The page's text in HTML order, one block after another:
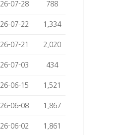
26-07-28 788
26-07-22 1,334
26-07-21 2,020
26-07-03 434
26-06-15 1,521
26-06-08 1,867
26-06-02 1,861